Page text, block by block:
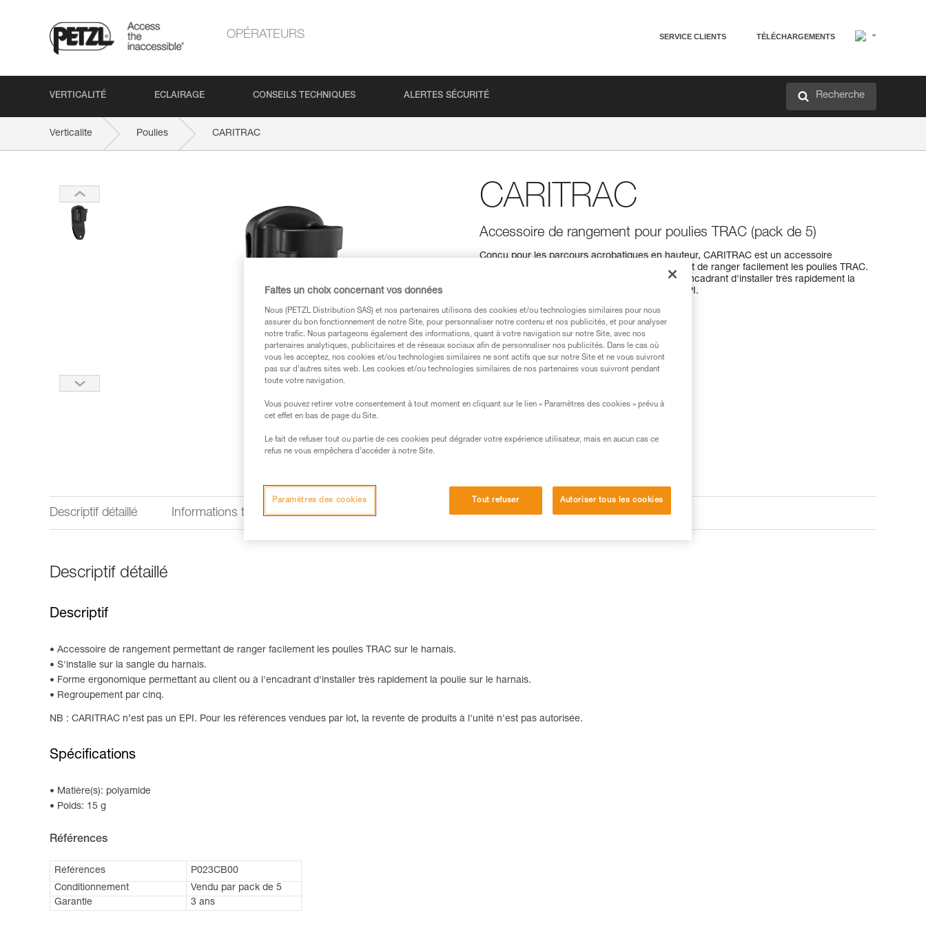
OPÉRATEURS SERVICE CLIENTS TÉLÉCHARGEMENTS
VERTICALITÉ ECLAIRAGE CONSEILS TECHNIQUES ALERTES SÉCURITÉ Recherche
Verticalite Poulies CARITRAC
CARITRAC
Accessoire de rangement pour poulies TRAC (pack de 5)
Conçu pour les parcours acrobatiques en hauteur, CARITRAC est un accessoire
s'installant sur la sangle du harnais et permettant de ranger facilement les poulies TRAC.
Sa forme ergonomique permet au client ou à l'encadrant d'installer très rapidement la
poulie sur le harnais. CARITRAC n’est pas un EPI.
Trouvez un revendeur
Descriptif détaillé Informations techniques Autres produits
Descriptif détaillé
Descriptif
Accessoire de rangement permettant de ranger facilement les poulies TRAC sur le harnais.
S'installe sur la sangle du harnais.
Forme ergonomique permettant au client ou à l'encadrant d'installer très rapidement la poulie sur le harnais.
Regroupement par cinq.
NB : CARITRAC n’est pas un EPI. Pour les références vendues par lot, la revente de produits à l'unité n'est pas autorisée.
Spécifications
Matière(s): polyamide
Poids: 15 g
Références
Références
P023CB00
Conditionnement
Vendu par pack de 5
Garantie
3 ans
Faites un choix concernant vos données
Nous (PETZL Distribution SAS) et nos partenaires utilisons des cookies et/ou technologies similaires pour nous
assurer du bon fonctionnement de notre Site, pour personnaliser notre contenu et nos publicités, et pour analyser
notre trafic. Nous partageons également des informations, quant à votre navigation sur notre Site, avec nos
partenaires analytiques, publicitaires et de réseaux sociaux afin de personnaliser nos publicités. Dans le cas où
vous les acceptez, nos cookies et/ou technologies similaires ne sont actifs que sur notre Site et ne vous suivront
pas sur d’autres sites web. Les cookies et/ou technologies similaires de nos partenaires vous suivront pendant
toute votre navigation.
Vous pouvez retirer votre consentement à tout moment en cliquant sur le lien « Paramètres des cookies » prévu à
cet effet en bas de page du Site.
Le fait de refuser tout ou partie de ces cookies peut dégrader votre expérience utilisateur, mais en aucun cas ce
refus ne vous empêchera d’accéder à notre Site.
Tout refuser Autoriser tous les cookies
Paramètres des cookies